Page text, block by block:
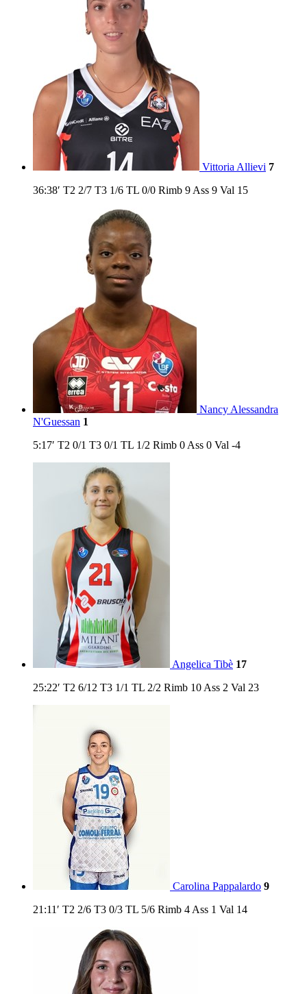
Vittoria Allievi 7
36:38′ T2 2/7 T3 1/6 TL 0/0 Rimb 9 Ass 9 Val 15
Nancy Alessandra
N'Guessan 1
5:17′ T2 0/1 T3 0/1 TL 1/2 Rimb 0 Ass 0 Val -4
Angelica Tibè 17
25:22′ T2 6/12 T3 1/1 TL 2/2 Rimb 10 Ass 2 Val 23
Carolina Pappalardo 9
21:11′ T2 2/6 T3 0/3 TL 5/6 Rimb 4 Ass 1 Val 14